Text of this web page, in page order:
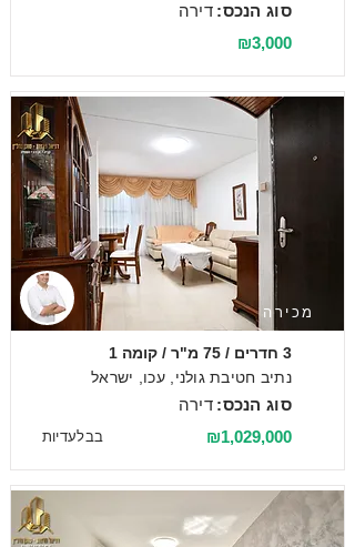
דירה סוג הנכס:
₪3,000
מכירה
3 חדרים / 75 מ"ר / קומה 1
נתיב חטיבת גולני, עכו, ישראל
דירה סוג הנכס:
בבלעדיות ₪1,029,000